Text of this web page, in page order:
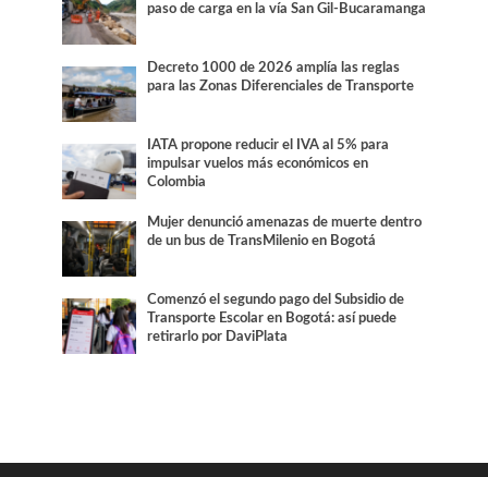
paso de carga en la vía San Gil-Bucaramanga
Decreto 1000 de 2026 amplía las reglas
para las Zonas Diferenciales de Transporte
IATA propone reducir el IVA al 5% para
impulsar vuelos más económicos en
Colombia
Mujer denunció amenazas de muerte dentro
de un bus de TransMilenio en Bogotá
Comenzó el segundo pago del Subsidio de
Transporte Escolar en Bogotá: así puede
retirarlo por DaviPlata